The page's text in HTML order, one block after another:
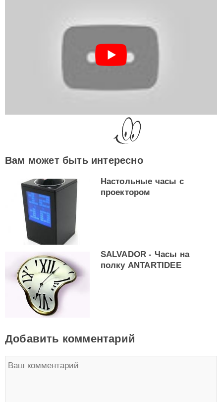
Вам может быть интересно
Настольные часы с
проектором
SALVADOR - Часы на
полку ANTARTIDEE
Добавить комментарий